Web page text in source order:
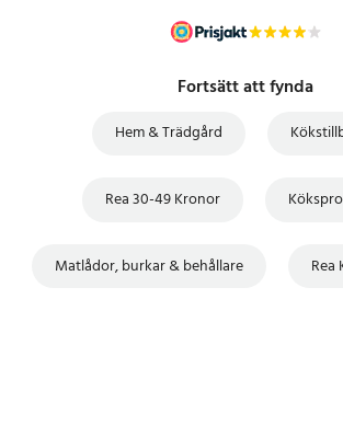
Fortsätt att fynda
Hem & Trädgård
Rea 30-49 Kronor
Matlådor, burkar & behållare